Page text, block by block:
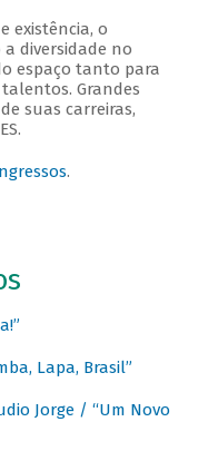
existência, o
diversidade no
espaço tanto para
Grandes
suas carreiras,
.
Lapa, Brasil”
Jorge / “Um Novo